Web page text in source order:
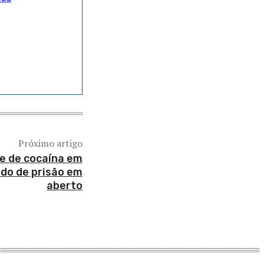
Próximo artigo
de cocaína em
de prisão em
aberto